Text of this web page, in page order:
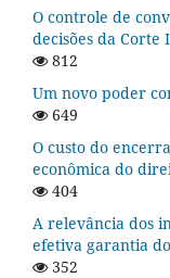
O controle de
decisões da
812
Um novo poder
649
O custo do
econômica do
404
A relevância dos
efetiva garantia
352